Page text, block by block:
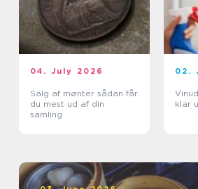
04. July 2026
Salg af mønter sådan får
du mest ud af din
samling
02.
klar